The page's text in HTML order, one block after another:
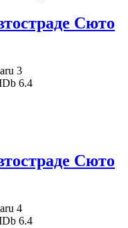
Сюто
3
6.4
Сюто
4
6.4